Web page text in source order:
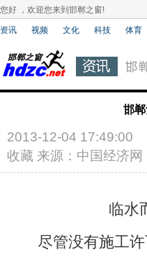
您好 ，欢迎您来到邯郸之窗!
资讯 视频 文化 科技 体育
邯
2013-12-04 17:49:00
收藏 来源：中国经济
临水
尽管没有施工